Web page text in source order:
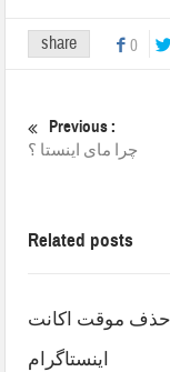
share 0
Previous :
چرا مای اینستا ؟
Related posts
حذف موقت اکانت
اینستاگرام